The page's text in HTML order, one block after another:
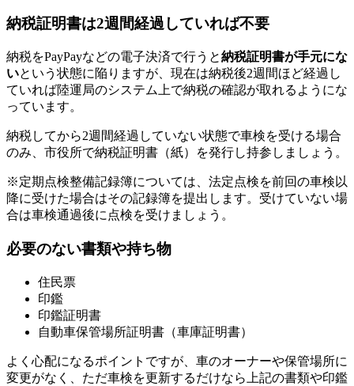
納税証明書は2週間経過していれば不要
納税をPayPayなどの電子決済で行うと納税証明書が手元にな
いという状態に陥りますが、現在は納税後2週間ほど経過し
ていれば陸運局のシステム上で納税の確認が取れるようにな
っています。
納税してから2週間経過していない状態で車検を受ける場合
のみ、市役所で納税証明書（紙）を発行し持参しましょう。
※定期点検整備記録簿については、法定点検を前回の車検以
降に受けた場合はその記録簿を提出します。受けていない場
合は車検通過後に点検を受けましょう。
必要のない書類や持ち物
住民票
印鑑
印鑑証明書
自動車保管場所証明書（車庫証明書）
よく心配になるポイントですが、車のオーナーや保管場所に
変更がなく、ただ車検を更新するだけなら上記の書類や印鑑